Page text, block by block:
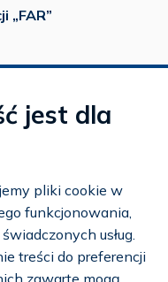
„FAR”
jest dla
pliki cookie w
funkcjonowania,
usług.
treści do preferencji
zawarte mogą